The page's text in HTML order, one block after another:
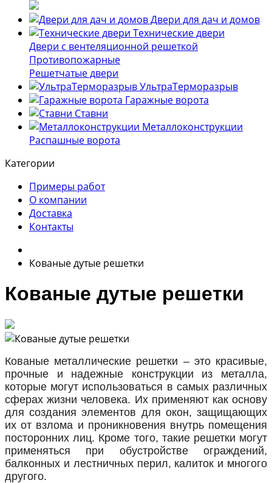
Двери для дач и домов
Технические двери
Двери с вентеляционной решеткой
Противопожарные
Решетчатые двери
УльтраТерморазрыв
Гаражные ворота
Ставни
Металлоконструкции
Распашные ворота
Категории
Примеры работ
О компании
Доставка
Контакты
Кованые дутые решетки
Кованые дутые решетки
Кованые металлические решетки – это красивые,
прочные и надежные конструкции из металла,
которые могут использоваться в самых различных
сферах жизни человека. Их применяют как основу
для создания элементов для окон, защищающих
их от взлома и проникновения внутрь помещения
посторонних лиц. Кроме того, такие решетки могут
применяться при обустройстве ограждений,
балконных и лестничных перил, калиток и многого
другого.